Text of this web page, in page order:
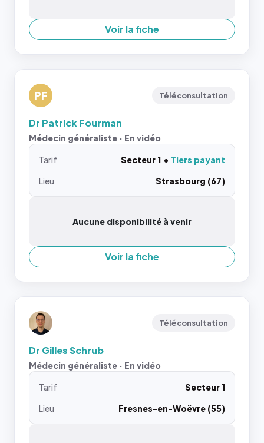
Voir la fiche
PF Téléconsultation
Dr Patrick Fourman
Médecin généraliste · En vidéo
Tarif Secteur 1
Tiers payant
Lieu
Strasbourg (67)
Aucune disponibilité à venir
Voir la fiche
Téléconsultation
Dr Gilles Schrub
Médecin généraliste · En vidéo
Tarif
Secteur 1
Lieu
Fresnes-en-Woëvre (55)